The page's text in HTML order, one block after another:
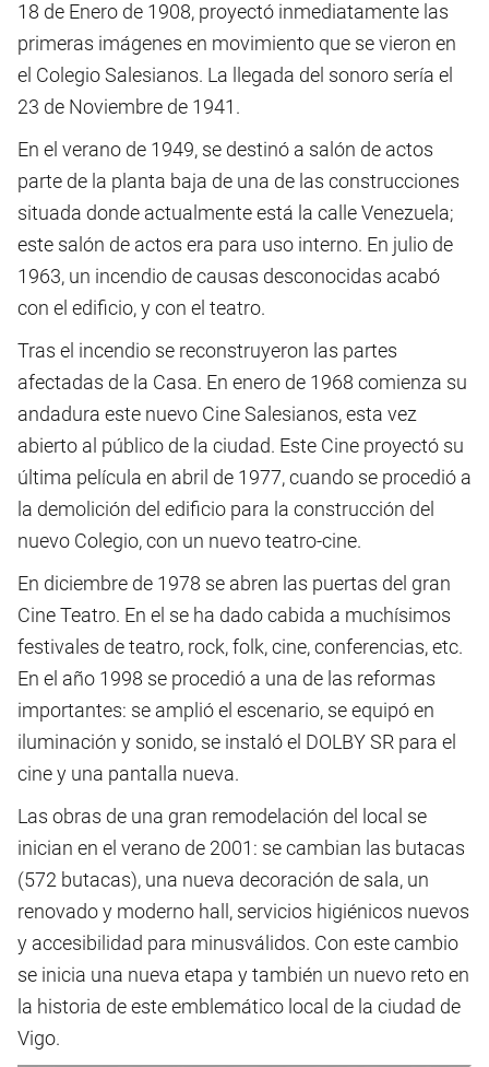
18 de Enero de 1908, proyectó inmediatamente las
primeras imágenes en movimiento que se vieron en
el Colegio Salesianos. La llegada del sonoro sería el
23 de Noviembre de 1941.
En el verano de 1949, se destinó a salón de actos
parte de la planta baja de una de las construcciones
situada donde actualmente está la calle Venezuela;
este salón de actos era para uso interno. En julio de
1963, un incendio de causas desconocidas acabó
con el edificio, y con el teatro.
Tras el incendio se reconstruyeron las partes
afectadas de la Casa. En enero de 1968 comienza su
andadura este nuevo Cine Salesianos, esta vez
abierto al público de la ciudad. Este Cine proyectó su
última película en abril de 1977, cuando se procedió a
la demolición del edificio para la construcción del
nuevo Colegio, con un nuevo teatro-cine.
En diciembre de 1978 se abren las puertas del gran
Cine Teatro. En el se ha dado cabida a muchísimos
festivales de teatro, rock, folk, cine, conferencias, etc.
En el año 1998 se procedió a una de las reformas
importantes: se amplió el escenario, se equipó en
iluminación y sonido, se instaló el DOLBY SR para el
cine y una pantalla nueva.
Las obras de una gran remodelación del local se
inician en el verano de 2001: se cambian las butacas
(572 butacas), una nueva decoración de sala, un
renovado y moderno hall, servicios higiénicos nuevos
y accesibilidad para minusválidos. Con este cambio
se inicia una nueva etapa y también un nuevo reto en
la historia de este emblemático local de la ciudad de
Vigo.